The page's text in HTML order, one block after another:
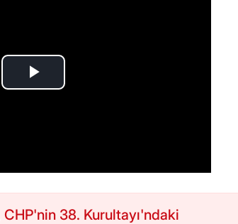
38. Kurultayı'ndaki